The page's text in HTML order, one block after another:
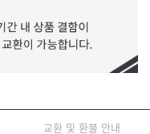
교환 및 환불 안내